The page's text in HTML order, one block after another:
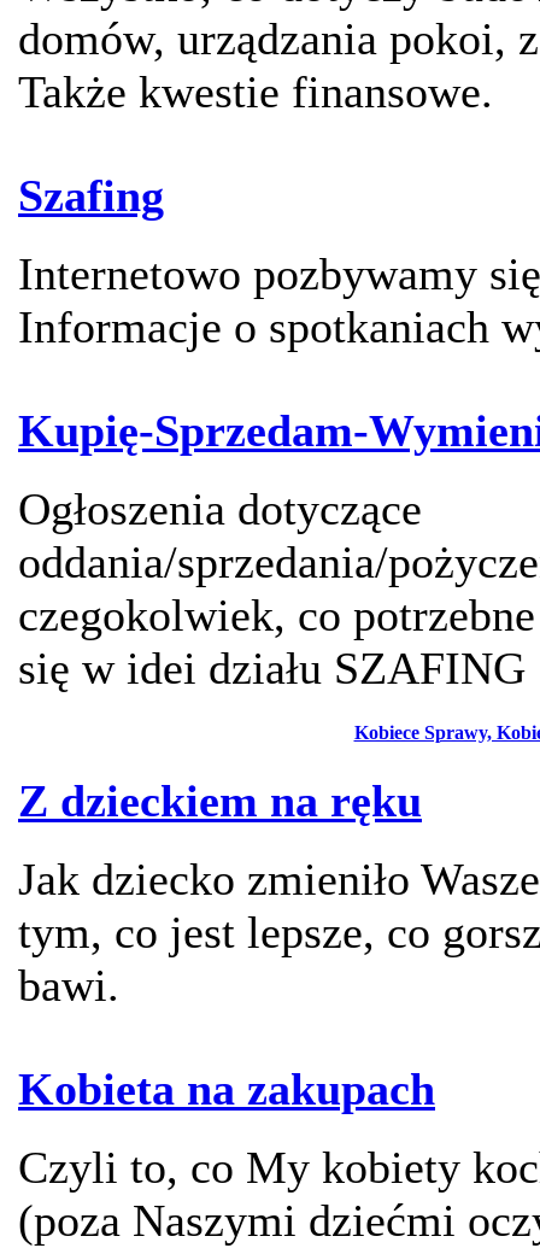
domów, urządzania pokoi,
Także kwestie finansowe.
Szafing
Internetowo pozbywamy
Informacje o spotkaniach
Kupię-Sprzedam-
Ogłoszenia dotyczące
oddania/sprzedania/
czegokolwiek, co
się w idei działu SZAFING
Kobiece Sprawy,
Z dzieckiem na ręku
Jak dziecko zmieniło
tym, co jest lepsze, co
bawi.
Kobieta na zakupach
Czyli to, co My kobiety
(poza Naszymi dziećmi